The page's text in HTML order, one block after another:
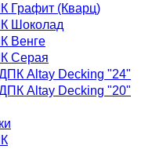
Графит (Кварц)
Шоколад
Венге
Серая
Altay Decking "24"
Altay Decking "20"